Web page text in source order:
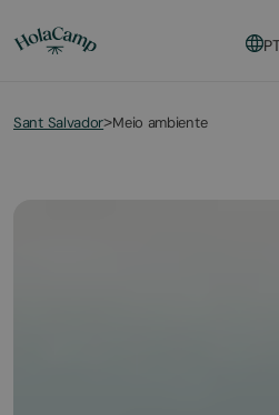
Sant Salvador>Meio ambiente